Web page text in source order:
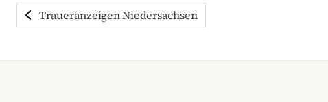
Traueranzeigen Niedersachsen